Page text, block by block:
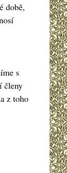
době,
s
členy
z toho